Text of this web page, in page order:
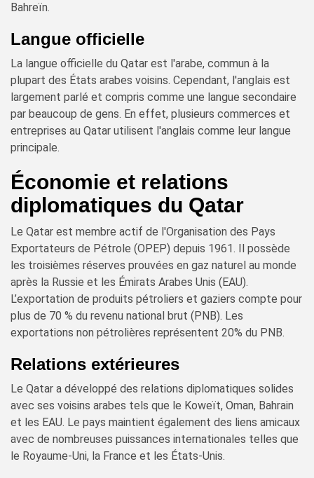
Bahreïn.
Langue officielle
La langue officielle du Qatar est l'arabe, commun à la
plupart des États arabes voisins. Cependant, l'anglais est
largement parlé et compris comme une langue secondaire
par beaucoup de gens. En effet, plusieurs commerces et
entreprises au Qatar utilisent l'anglais comme leur langue
principale.
Économie et relations
diplomatiques du Qatar
Le Qatar est membre actif de l'Organisation des Pays
Exportateurs de Pétrole (OPEP) depuis 1961. Il possède
les troisièmes réserves prouvées en gaz naturel au monde
après la Russie et les Émirats Arabes Unis (EAU).
L’exportation de produits pétroliers et gaziers compte pour
plus de 70 % du revenu national brut (PNB). Les
exportations non pétrolières représentent 20% du PNB.
Relations extérieures
Le Qatar a développé des relations diplomatiques solides
avec ses voisins arabes tels que le Koweït, Oman, Bahrain
et les EAU. Le pays maintient également des liens amicaux
avec de nombreuses puissances internationales telles que
le Royaume-Uni, la France et les États-Unis.